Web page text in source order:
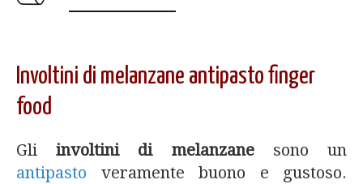
Involtini di melanzane antipasto finger
food
Gliinvoltini di melanzanesono un
antipasto veramente buono e gustoso.